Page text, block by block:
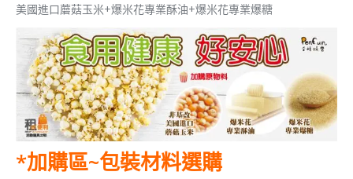
美國進口蘑菇玉米+爆米花專業酥油+爆米花專業爆糖
*加購區~包裝材料選購